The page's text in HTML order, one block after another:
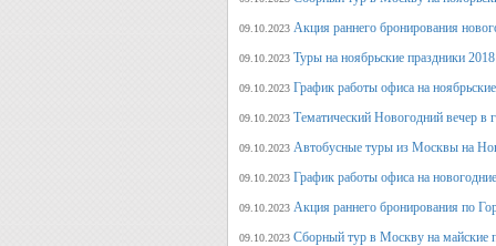
09.10.2023 Акция раннего бронирования
09.10.2023 Туры на ноябрьские праздники 2018
09.10.2023 График работы офиса на
09.10.2023 Тематический Новогодний вечер
09.10.2023 Автобусные туры из Москвы на
09.10.2023 График работы офиса на
09.10.2023 Акция раннего бронирования по
09.10.2023 Сборный тур в Москву на майские